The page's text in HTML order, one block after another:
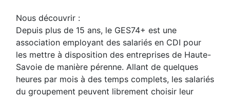
Nous découvrir :
Depuis plus de 15 ans, le GES74+ est une
association employant des salariés en CDI pour
les mettre à disposition des entreprises de Haute-
Savoie de manière pérenne. Allant de quelques
heures par mois à des temps complets, les salariés
du groupement peuvent librement choisir leur